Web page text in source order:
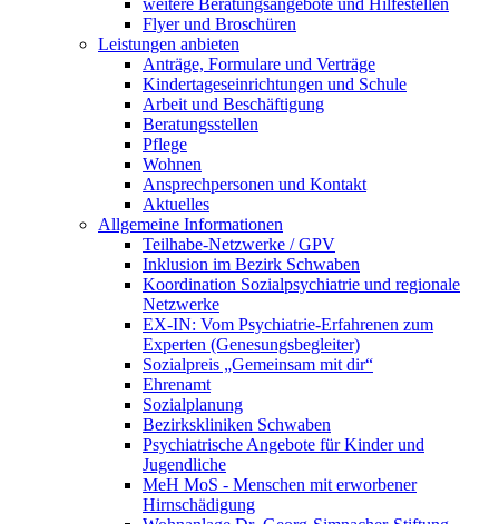
weitere Beratungsangebote und Hilfestellen
Flyer und Broschüren
Leistungen anbieten
Anträge, Formulare und Verträge
Kindertageseinrichtungen und Schule
Arbeit und Beschäftigung
Beratungsstellen
Pflege
Wohnen
Ansprechpersonen und Kontakt
Aktuelles
Allgemeine Informationen
Teilhabe-Netzwerke / GPV
Inklusion im Bezirk Schwaben
Koordination Sozialpsychiatrie und regionale
Netzwerke
EX-IN: Vom Psychiatrie-Erfahrenen zum
Experten (Genesungsbegleiter)
Sozialpreis „Gemeinsam mit dir“
Ehrenamt
Sozialplanung
Bezirkskliniken Schwaben
Psychiatrische Angebote für Kinder und
Jugendliche
MeH MoS - Menschen mit erworbener
Hirnschädigung